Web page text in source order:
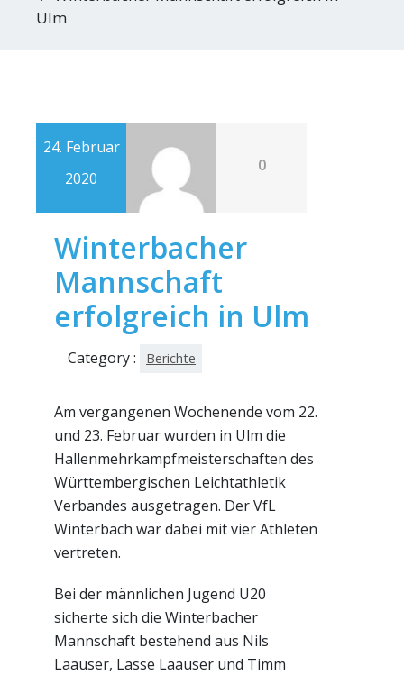
Ulm
24. Februar
2020
0
Winterbacher
Mannschaft
erfolgreich in Ulm
Category : Berichte
Am vergangenen Wochenende vom 22.
und 23. Februar wurden in Ulm die
Hallenmehrkampfmeisterschaften des
Württembergischen Leichtathletik
Verbandes ausgetragen. Der VfL
Winterbach war dabei mit vier Athleten
vertreten.
Bei der männlichen Jugend U20
sicherte sich die Winterbacher
Mannschaft bestehend aus Nils
Laauser, Lasse Laauser und Timm